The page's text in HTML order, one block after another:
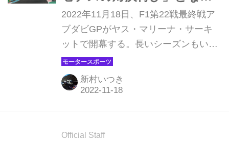
か！？【アブダビGPプレビ
ュー】
2022年11月18日、F1第22戦最終戦ア
ブダビGPがヤス・マリーナ・サーキ
ットで開幕する。長いシーズンもいよ
いよグランドフィナーレとなる。チャ
ンピオンはすでに確定しているが、前
戦でのメルセデスの復活で優勝争いは
のコンストラクター2位争い、ルクレ
新村いつき
Official Staff